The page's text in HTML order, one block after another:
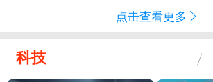
点击查看更多
科技